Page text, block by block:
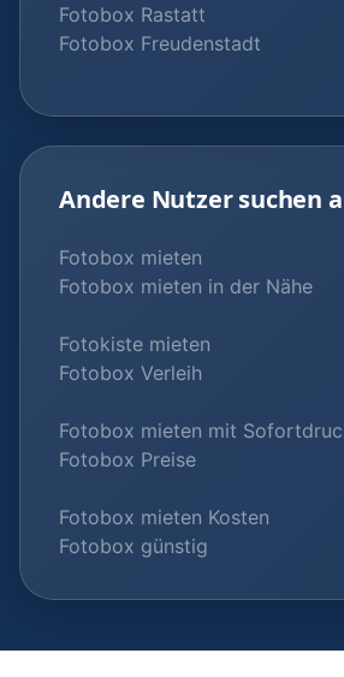
Fotobox Rastatt
Fotobox Freudenstadt
Andere Nutzer suchen
Fotobox mieten
Fotobox mieten in der Nähe
Fotokiste mieten
Fotobox Verleih
Fotobox mieten mit
Fotobox Preise
Fotobox mieten Kosten
Fotobox günstig